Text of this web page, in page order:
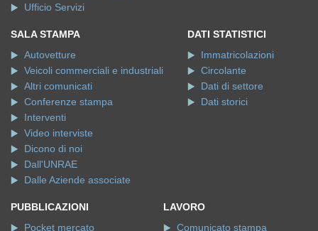
Ufficio Servizi
SALA STAMPA
Autovetture
Veicoli commerciali e industriali
Altri comunicati
Conferenze stampa
Interventi
Video interviste
Dicono di noi
Dall'UNRAE
Dalle Aziende associate
DATI STATISTICI
Immatricolazioni
Circolante
Dati di settore
Dati storici
PUBBLICAZIONI
Pocket mercato
LAVORO
Comunicato stampa